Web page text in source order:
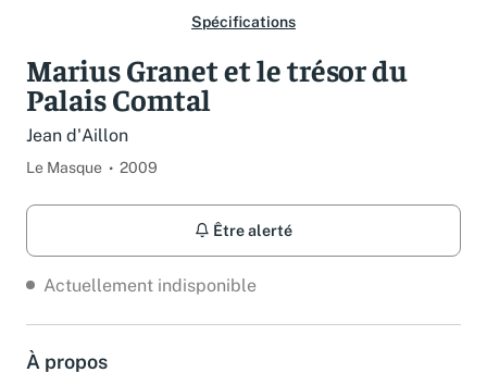
Spécifications
Marius Granet et le trésor du
Palais Comtal
Jean d'Aillon
Le Masque 2009
Être alerté
Actuellement indisponible
À propos